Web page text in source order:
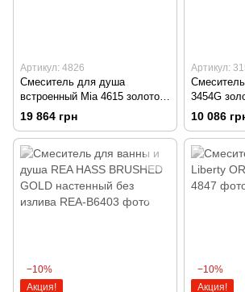
Артикул: 4826
Смеситель для душа
встроенный Mia 4615 золото
черный
19 864 грн
Артикул:
3454G
10 086
−10%
Акция!
−10%
Акция!